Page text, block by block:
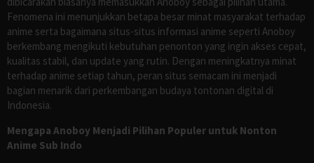
Fenomena ini menunjukkan betapa besar minat masyarakat terhadap
anime serta bagaimana situs-situs informasi anime seperti Anoboy
berkembang mengikuti kebutuhan penonton yang ingin akses cepat,
kualitas stabil, dan update yang rutin. Dengan meningkatnya minat
terhadap anime setiap tahun, peran situs semacam ini menjadi
bagian menarik dari perkembangan budaya tontonan digital di
Indonesia.
Mengapa Anoboy Menjadi Pilihan Populer untuk Nonton
Anime Sub Indo